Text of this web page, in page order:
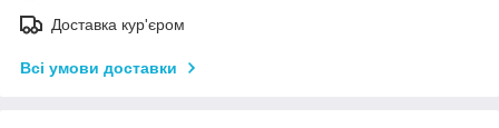
Доставка кур'єром
Всі умови доставки